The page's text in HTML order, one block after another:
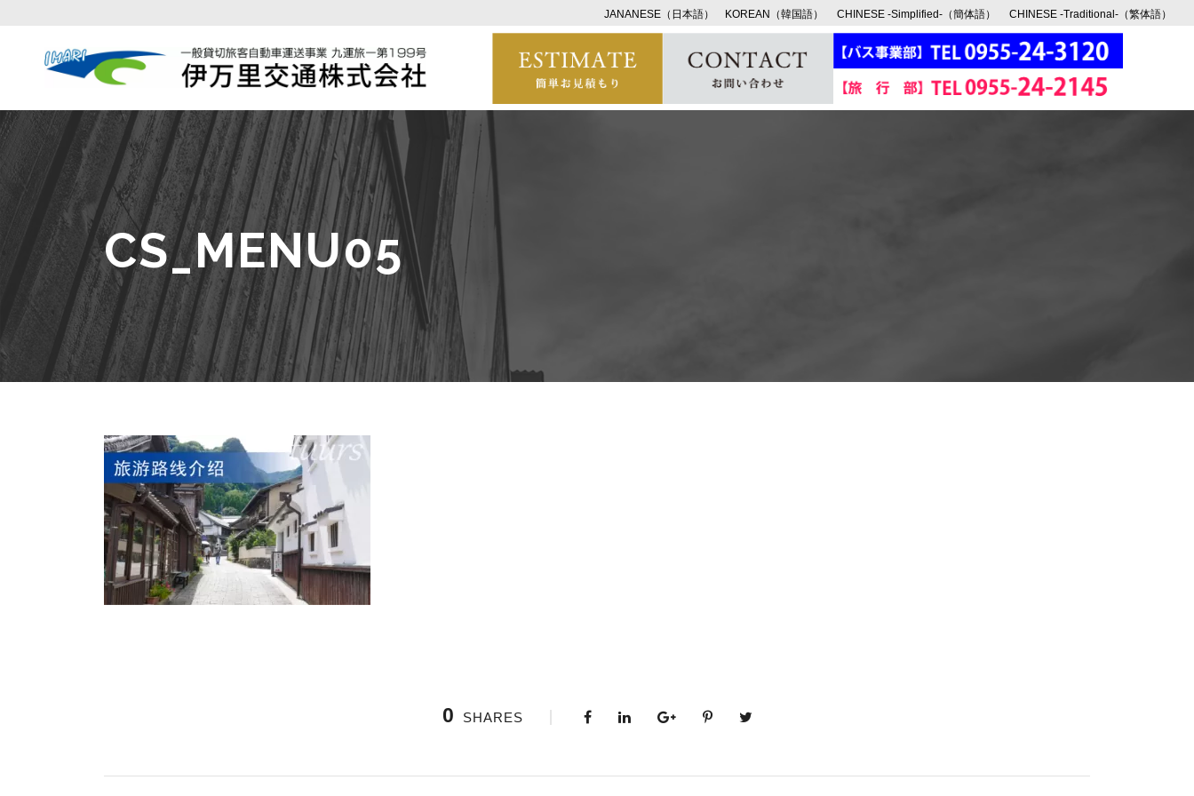
JANANESE（日本語） KOREAN（韓国語） CHINESE -Simplified-（簡体語） CHINESE -Traditional-（繁体語）
CS_MENU05
0 SHARES